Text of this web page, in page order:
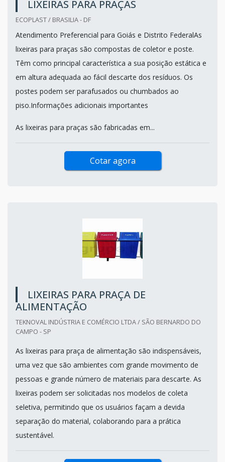
LIXEIRAS PARA PRAÇAS
ECOPLAST / BRASILIA - DF
Atendimento Preferencial para Goiás e Distrito FederalAs
lixeiras para praças são compostas de coletor e poste.
Têm como principal característica a sua posição estática e
em altura adequada ao fácil descarte dos resíduos. Os
postes podem ser parafusados ou chumbados ao
piso.Informações adicionais importantes
As lixeiras para praças são fabricadas em...
Cotar agora
LIXEIRAS PARA PRAÇA DE
ALIMENTAÇÃO
TEKNOVAL INDÚSTRIA E COMÉRCIO LTDA / SÃO BERNARDO DO
CAMPO - SP
As lixeiras para praça de alimentação são indispensáveis,
uma vez que são ambientes com grande movimento de
pessoas e grande número de materiais para descarte. As
lixeiras podem ser solicitadas nos modelos de coleta
seletiva, permitindo que os usuários façam a devida
separação do material, colaborando para a prática
sustentável.